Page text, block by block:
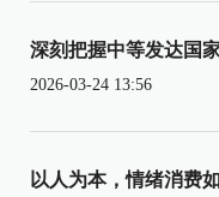
深刻把握中等发达国
2026-03-24 13:56
以人为本，情绪消费